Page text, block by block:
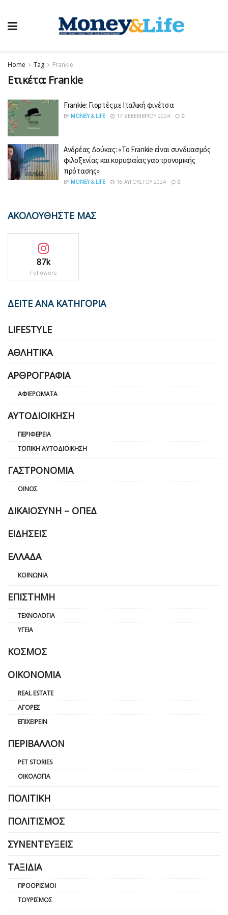
Home Tag Frankie
Ετικέτα: Frankie
Frankie: Γιορτές με Ιταλική φινέτσα
BY MONEY & LIFE 17 ΔΕΚΕΜΒΡΊΟΥ 2024 0
Ανδρέας Δούκας: «Το Frankie είναι συνδυασμός
φιλοξενίας και κορυφαίας γαστρονομικής
πρότασης»
BY MONEY & LIFE 16 ΑΥΓΟΎΣΤΟΥ 2024 0
ΑΚΟΛΟΥΘΗΣΤΕ ΜΑΣ
87k
Followers
ΔΕΙΤΕ ΑΝΑ ΚΑΤΗΓΟΡΙΑ
LIFESTYLE
ΑΘΛΗΤΙΚΆ
ΑΡΘΡΟΓΡΑΦΊΑ
ΑΦΙΕΡΏΜΑΤΑ
ΑΥΤΟΔΙΟΊΚΗΣΗ
ΠΕΡΙΦΈΡΕΙΑ
ΤΟΠΙΚΉ ΑΥΤΟΔΙΟΊΚΗΣΗ
ΓΑΣΤΡΟΝΟΜΊΑ
ΟΊΝΟΣ
ΔΙΚΑΙΟΣΎΝΗ – ΟΠΕΔ
ΕΙΔΉΣΕΙΣ
ΕΛΛΆΔΑ
ΚΟΙΝΩΝΊΑ
ΕΠΙΣΤΉΜΗ
ΤΕΧΝΟΛΟΓΊΑ
ΥΓΕΊΑ
ΚΌΣΜΟΣ
ΟΙΚΟΝΟΜΊΑ
REAL ESTATE
ΑΓΟΡΈΣ
ΕΠΙΧΕΙΡΕΊΝ
ΠΕΡΙΒΆΛΛΟΝ
PET STORIES
ΟΙΚΟΛΟΓΊΑ
ΠΟΛΙΤΙΚΉ
ΠΟΛΙΤΙΣΜΌΣ
ΣΥΝΕΝΤΕΎΞΕΙΣ
ΤΑΞΊΔΙΑ
ΠΡΟΟΡΙΣΜΟΊ
ΤΟΥΡΙΣΜΌΣ